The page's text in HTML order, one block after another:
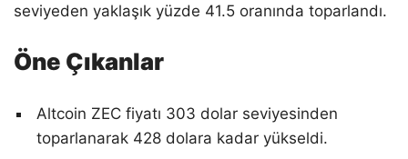
seviyeden yaklaşık yüzde 41.5 oranında toparlandı.
Öne Çıkanlar
Altcoin ZEC fiyatı 303 dolar seviyesinden
toparlanarak 428 dolara kadar yükseldi.